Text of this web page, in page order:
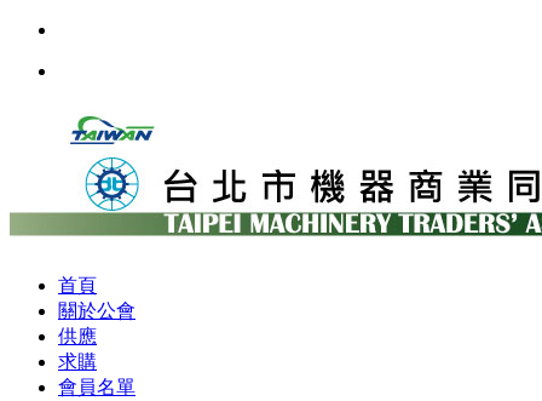
首頁
關於公會
供應
求購
會員名單